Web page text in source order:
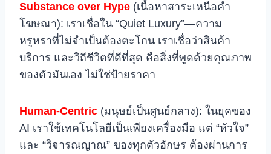
Substance over Hype (เนื้อหาสาระเหนือคำ
โฆษณา): เราเชื่อใน “Quiet Luxury”—ความ
หรูหราที่ไม่จำเป็นต้องตะโกน เราเชื่อว่าสินค้า
บริการ และวิถีชีวิตที่ดีที่สุด คือสิ่งที่พูดด้วยคุณภาพ
ของตัวมันเอง ไม่ใช่ป้ายราคา
Human-Centric (มนุษย์เป็นศูนย์กลาง): ในยุคของ
AI เราใช้เทคโนโลยีเป็นเพียงเครื่องมือ แต่ “หัวใจ”
และ “วิจารณญาณ” ของทุกตัวอักษร ต้องผ่านการ